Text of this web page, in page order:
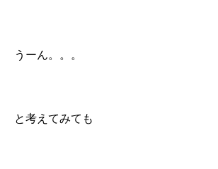
うーん。。。
と考えてみても